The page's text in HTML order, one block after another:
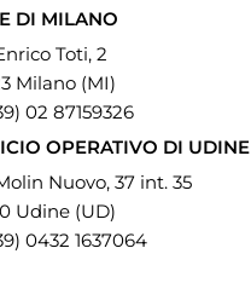
DI MILANO
Toti, 2
Milano (MI)
02 87159326
OPERATIVO DI UDINE
Nuovo, 37 int. 35
Udine (UD)
0432 1637064